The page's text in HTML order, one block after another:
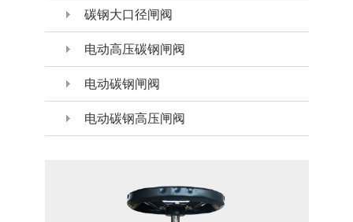
碳钢大口径闸阀
电动高压碳钢闸阀
电动碳钢闸阀
电动碳钢高压闸阀